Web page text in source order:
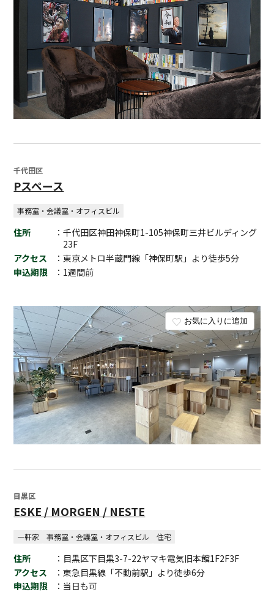
お気に入りに追加
千代田区
Pスペース
事務室・会議室・オフィスビル
住所
：千代田区神田神保町1-105神保町三井ビルディング
23F
アクセス
：東京メトロ半蔵門線「神保町駅」より徒歩5分
申込期限
：1週間前
目黒区
ESKE / MORGEN / NESTE
一軒家 事務室・会議室・オフィスビル 住宅
住所
：目黒区下目黒3-7-22ヤマキ電気旧本館1F2F3F
アクセス
：東急目黒線「不動前駅」より徒歩6分
申込期限
：当日も可